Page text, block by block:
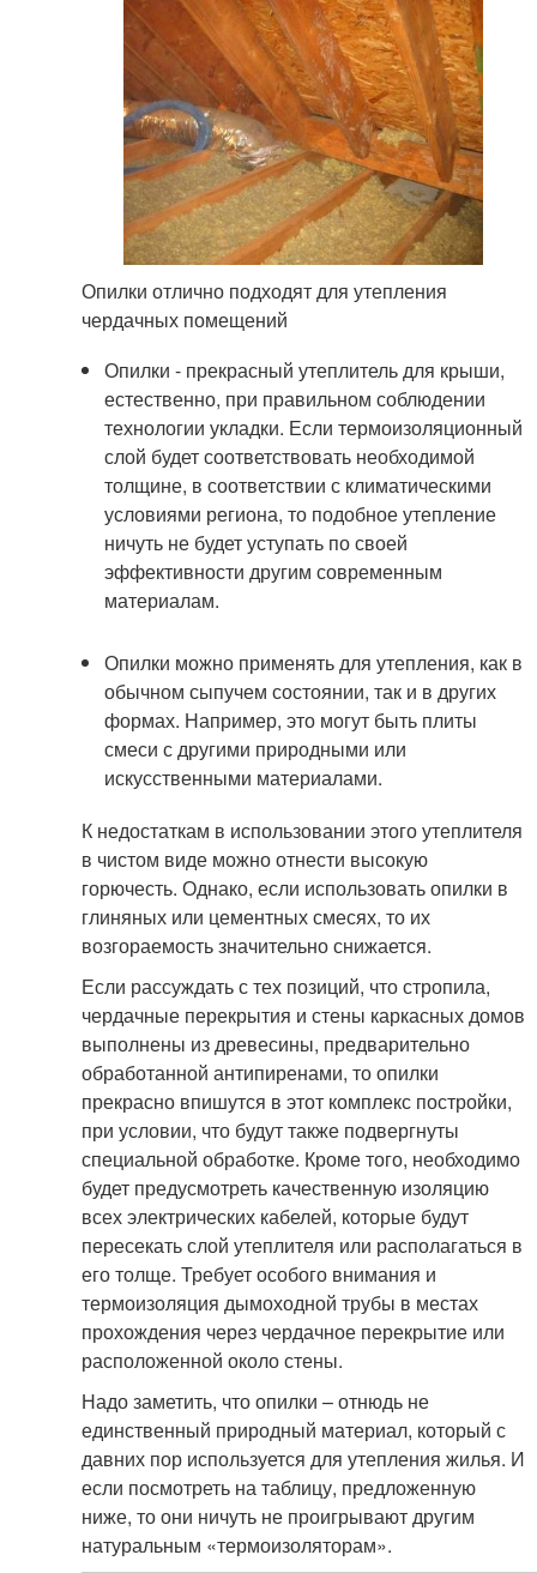
Опилки отлично подходят для утепления
чердачных помещений
Опилки - прекрасный утеплитель для крыши,
естественно, при правильном соблюдении
технологии укладки. Если термоизоляционный
слой будет соответствовать необходимой
толщине, в соответствии с климатическими
условиями региона, то подобное утепление
ничуть не будет уступать по своей
эффективности другим современным
материалам.
Опилки можно применять для утепления, как в
обычном сыпучем состоянии, так и в других
формах. Например, это могут быть плиты
смеси с другими природными или
искусственными материалами.
К недостаткам в использовании этого утеплителя
в чистом виде можно отнести высокую
горючесть. Однако, если использовать опилки в
глиняных или цементных смесях, то их
возгораемость значительно снижается.
Если рассуждать с тех позиций, что стропила,
чердачные перекрытия и стены каркасных домов
выполнены из древесины, предварительно
обработанной антипиренами, то опилки
прекрасно впишутся в этот комплекс постройки,
при условии, что будут также подвергнуты
специальной обработке. Кроме того, необходимо
будет предусмотреть качественную изоляцию
всех электрических кабелей, которые будут
пересекать слой утеплителя или располагаться в
его толще. Требует особого внимания и
термоизоляция дымоходной трубы в местах
прохождения через чердачное перекрытие или
расположенной около стены.
Надо заметить, что опилки – отнюдь не
единственный природный материал, который с
давних пор используется для утепления жилья. И
если посмотреть на таблицу, предложенную
ниже, то они ничуть не проигрывают другим
натуральным «термоизоляторам».